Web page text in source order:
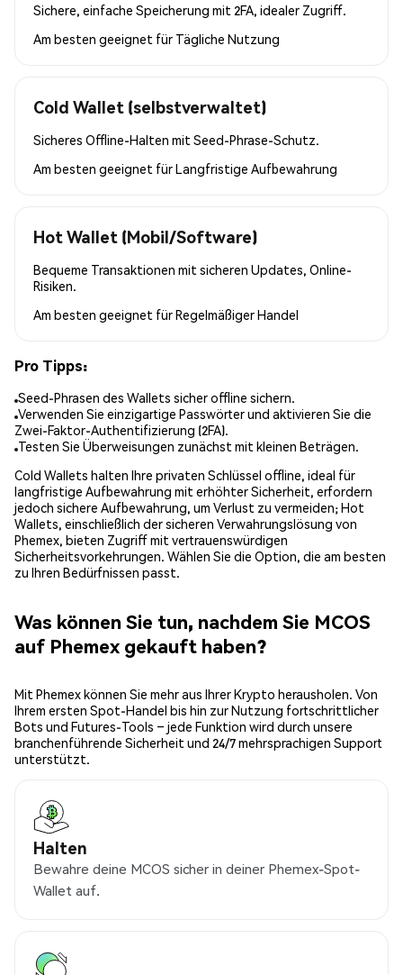
Sichere, einfache Speicherung mit 2FA, idealer Zugriff.
Am besten geeignet für Tägliche Nutzung
Cold Wallet (selbstverwaltet)
Sicheres Offline-Halten mit Seed-Phrase-Schutz.
Am besten geeignet fürLangfristige Aufbewahrung
Hot Wallet (Mobil/Software)
Bequeme Transaktionen mit sicheren Updates, Online-
Risiken.
Am besten geeignet fürRegelmäßiger Handel
Pro Tipps:
Seed-Phrasen des Wallets sicher offline sichern.
Verwenden Sie einzigartige Passwörter und aktivieren Sie die
Zwei-Faktor-Authentifizierung (2FA).
Testen Sie Überweisungen zunächst mit kleinen Beträgen.
Cold Wallets halten Ihre privaten Schlüssel offline, ideal für
langfristige Aufbewahrung mit erhöhter Sicherheit, erfordern
jedoch sichere Aufbewahrung, um Verlust zu vermeiden; Hot
Wallets, einschließlich der sicheren Verwahrungslösung von
Phemex, bieten Zugriff mit vertrauenswürdigen
Sicherheitsvorkehrungen. Wählen Sie die Option, die am besten
zu Ihren Bedürfnissen passt.
Was können Sie tun, nachdem Sie MCOS
auf Phemex gekauft haben?
Mit Phemex können Sie mehr aus Ihrer Krypto herausholen. Von
Ihrem ersten Spot-Handel bis hin zur Nutzung fortschrittlicher
Bots und Futures-Tools – jede Funktion wird durch unsere
branchenführende Sicherheit und 24/7 mehrsprachigen Support
unterstützt.
Halten
Bewahre deine MCOS sicher in deiner Phemex-Spot-
Wallet auf.